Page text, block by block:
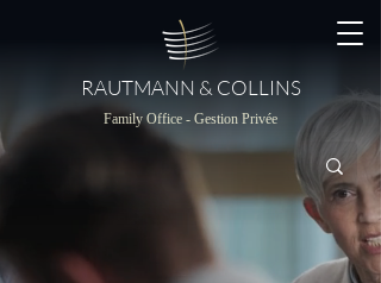
RAUTMANN & COLLINS
Family Office - Gestion Privée